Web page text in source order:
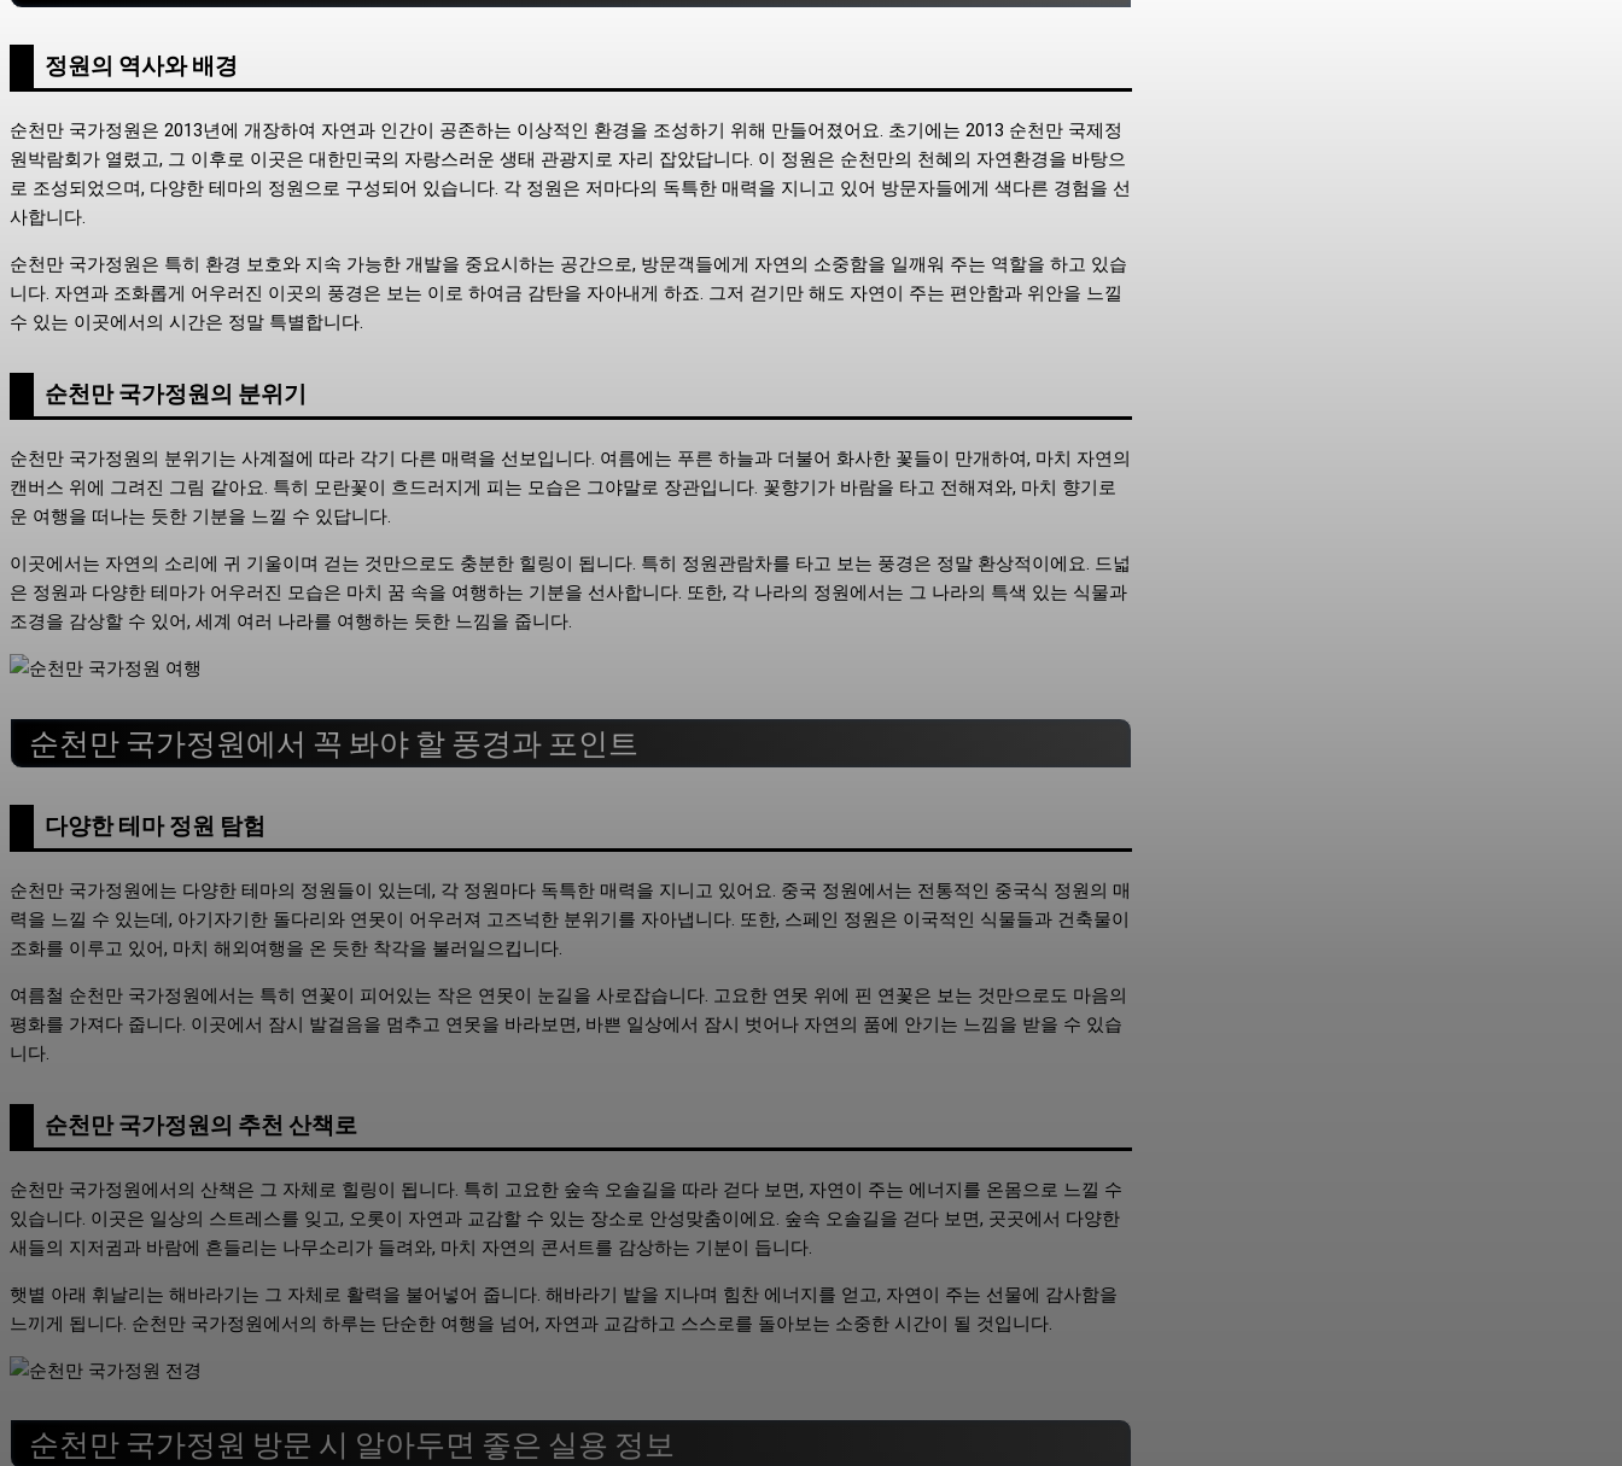
정원의 역사와 배경
순천만 국가정원은 2013년에 개장하여 자연과 인간이 공존하는 이상적인 환경을 조성하기 위해 만들어졌어요. 초기에는 2013 순천만 국제정
원박람회가 열렸고, 그 이후로 이곳은 대한민국의 자랑스러운 생태 관광지로 자리 잡았답니다. 이 정원은 순천만의 천혜의 자연환경을 바탕으
로 조성되었으며, 다양한 테마의 정원으로 구성되어 있습니다. 각 정원은 저마다의 독특한 매력을 지니고 있어 방문자들에게 색다른 경험을 선
사합니다.
순천만 국가정원은 특히 환경 보호와 지속 가능한 개발을 중요시하는 공간으로, 방문객들에게 자연의 소중함을 일깨워 주는 역할을 하고 있습
니다. 자연과 조화롭게 어우러진 이곳의 풍경은 보는 이로 하여금 감탄을 자아내게 하죠. 그저 걷기만 해도 자연이 주는 편안함과 위안을 느낄
수 있는 이곳에서의 시간은 정말 특별합니다.
순천만 국가정원의 분위기
순천만 국가정원의 분위기는 사계절에 따라 각기 다른 매력을 선보입니다. 여름에는 푸른 하늘과 더불어 화사한 꽃들이 만개하여, 마치 자연의
캔버스 위에 그려진 그림 같아요. 특히 모란꽃이 흐드러지게 피는 모습은 그야말로 장관입니다. 꽃향기가 바람을 타고 전해져와, 마치 향기로
운 여행을 떠나는 듯한 기분을 느낄 수 있답니다.
이곳에서는 자연의 소리에 귀 기울이며 걷는 것만으로도 충분한 힐링이 됩니다. 특히 정원관람차를 타고 보는 풍경은 정말 환상적이에요. 드넓
은 정원과 다양한 테마가 어우러진 모습은 마치 꿈 속을 여행하는 기분을 선사합니다. 또한, 각 나라의 정원에서는 그 나라의 특색 있는 식물과
조경을 감상할 수 있어, 세계 여러 나라를 여행하는 듯한 느낌을 줍니다.
순천만 국가정원에서 꼭 봐야 할 풍경과 포인트
다양한 테마 정원 탐험
순천만 국가정원에는 다양한 테마의 정원들이 있는데, 각 정원마다 독특한 매력을 지니고 있어요. 중국 정원에서는 전통적인 중국식 정원의 매
력을 느낄 수 있는데, 아기자기한 돌다리와 연못이 어우러져 고즈넉한 분위기를 자아냅니다. 또한, 스페인 정원은 이국적인 식물들과 건축물이
조화를 이루고 있어, 마치 해외여행을 온 듯한 착각을 불러일으킵니다.
여름철 순천만 국가정원에서는 특히 연꽃이 피어있는 작은 연못이 눈길을 사로잡습니다. 고요한 연못 위에 핀 연꽃은 보는 것만으로도 마음의
평화를 가져다 줍니다. 이곳에서 잠시 발걸음을 멈추고 연못을 바라보면, 바쁜 일상에서 잠시 벗어나 자연의 품에 안기는 느낌을 받을 수 있습
니다.
순천만 국가정원의 추천 산책로
순천만 국가정원에서의 산책은 그 자체로 힐링이 됩니다. 특히 고요한 숲속 오솔길을 따라 걷다 보면, 자연이 주는 에너지를 온몸으로 느낄 수
있습니다. 이곳은 일상의 스트레스를 잊고, 오롯이 자연과 교감할 수 있는 장소로 안성맞춤이에요. 숲속 오솔길을 걷다 보면, 곳곳에서 다양한
새들의 지저귐과 바람에 흔들리는 나무소리가 들려와, 마치 자연의 콘서트를 감상하는 기분이 듭니다.
햇볕 아래 휘날리는 해바라기는 그 자체로 활력을 불어넣어 줍니다. 해바라기 밭을 지나며 힘찬 에너지를 얻고, 자연이 주는 선물에 감사함을
느끼게 됩니다. 순천만 국가정원에서의 하루는 단순한 여행을 넘어, 자연과 교감하고 스스로를 돌아보는 소중한 시간이 될 것입니다.
순천만 국가정원 방문 시 알아두면 좋은 실용 정보